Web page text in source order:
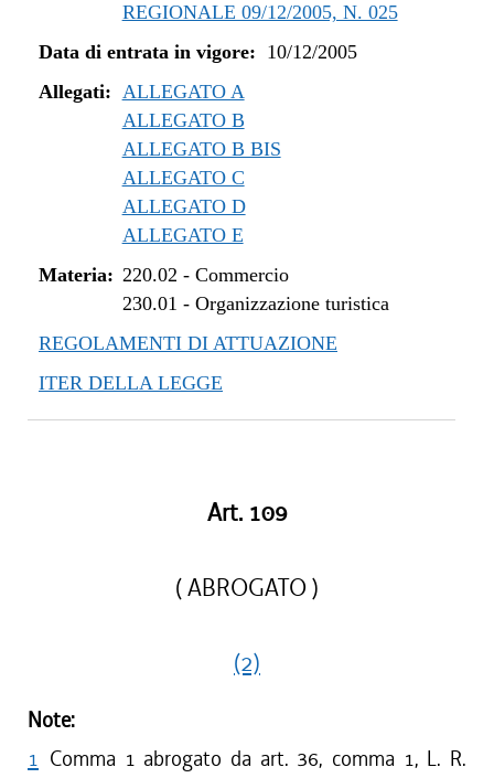
REGIONALE 09/12/2005, N. 025
Data di entrata in vigore: 10/12/2005
Allegati: ALLEGATO A
ALLEGATO B
ALLEGATO B BIS
ALLEGATO C
ALLEGATO D
ALLEGATO E
Materia: 220.02 - Commercio
230.01 - Organizzazione turistica
REGOLAMENTI DI ATTUAZIONE
ITER DELLA LEGGE
Art. 109
( ABROGATO )
(2)
Note:
1 Comma 1 abrogato da art. 36, comma 1, L. R.